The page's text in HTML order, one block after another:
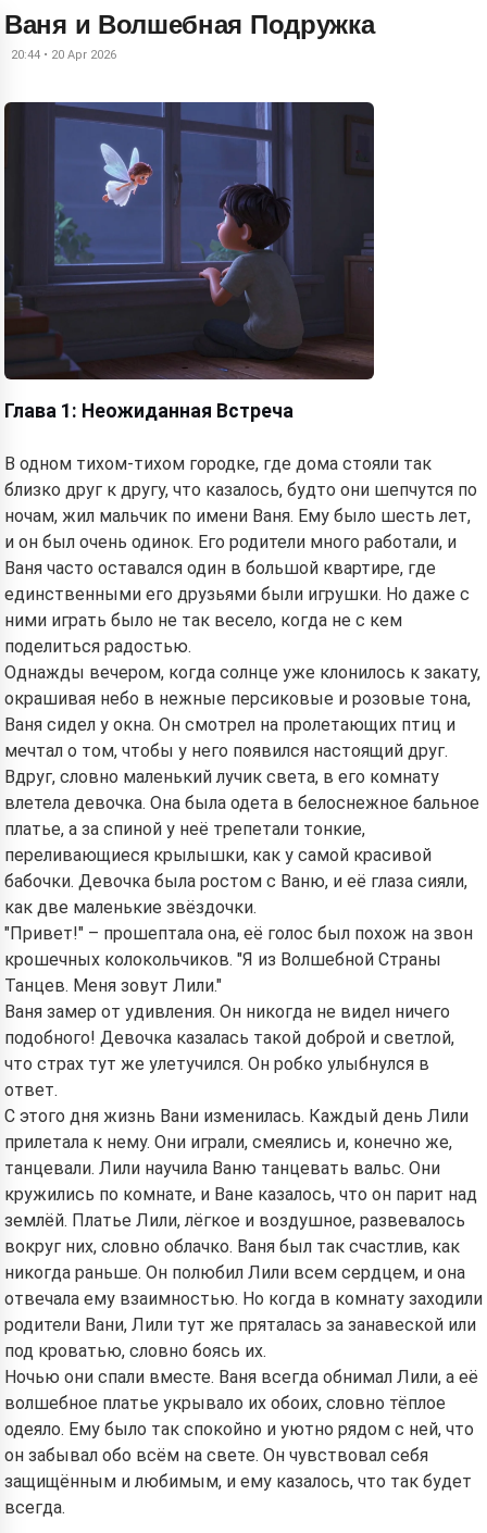
Ваня и Волшебная Подружка
20:44 • 20 Apr 2026
Глава 1: Неожиданная Встреча
В одном тихом-тихом городке, где дома стояли так
близко друг к другу, что казалось, будто они шепчутся по
ночам, жил мальчик по имени Ваня. Ему было шесть лет,
и он был очень одинок. Его родители много работали, и
Ваня часто оставался один в большой квартире, где
единственными его друзьями были игрушки. Но даже с
ними играть было не так весело, когда не с кем
поделиться радостью.
Однажды вечером, когда солнце уже клонилось к закату,
окрашивая небо в нежные персиковые и розовые тона,
Ваня сидел у окна. Он смотрел на пролетающих птиц и
мечтал о том, чтобы у него появился настоящий друг.
Вдруг, словно маленький лучик света, в его комнату
влетела девочка. Она была одета в белоснежное бальное
платье, а за спиной у неё трепетали тонкие,
переливающиеся крылышки, как у самой красивой
бабочки. Девочка была ростом с Ваню, и её глаза сияли,
как две маленькие звёздочки.
"Привет!" – прошептала она, её голос был похож на звон
крошечных колокольчиков. "Я из Волшебной Страны
Танцев. Меня зовут Лили."
Ваня замер от удивления. Он никогда не видел ничего
подобного! Девочка казалась такой доброй и светлой,
что страх тут же улетучился. Он робко улыбнулся в
ответ.
С этого дня жизнь Вани изменилась. Каждый день Лили
прилетала к нему. Они играли, смеялись и, конечно же,
танцевали. Лили научила Ваню танцевать вальс. Они
кружились по комнате, и Ване казалось, что он парит над
землёй. Платье Лили, лёгкое и воздушное, развевалось
вокруг них, словно облачко. Ваня был так счастлив, как
никогда раньше. Он полюбил Лили всем сердцем, и она
отвечала ему взаимностью. Но когда в комнату заходили
родители Вани, Лили тут же пряталась за занавеской или
под кроватью, словно боясь их.
Ночью они спали вместе. Ваня всегда обнимал Лили, а её
волшебное платье укрывало их обоих, словно тёплое
одеяло. Ему было так спокойно и уютно рядом с ней, что
он забывал обо всём на свете. Он чувствовал себя
защищённым и любимым, и ему казалось, что так будет
всегда.